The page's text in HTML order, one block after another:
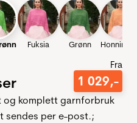
Fuksia Grønn
Fra
1 029,-
og komplett garnforbruk
sendes per e-post.;